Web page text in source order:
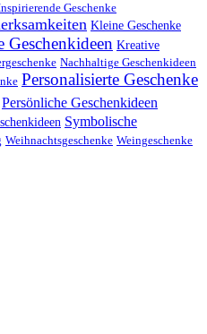
Geschenke
Kleine Geschenke
Geschenkideen Kreative
Nachhaltige Geschenkideen
Personalisierte Geschenke
Persönliche Geschenkideen
Symbolische
Weihnachtsgeschenke Weingeschenke